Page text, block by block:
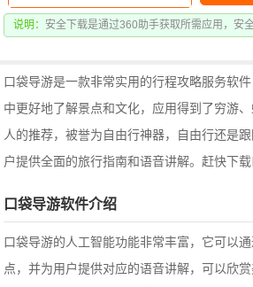
说明： 安全下载是通过360助手获取所需应用，安
口袋导游是一款非常实用的行程攻略服务软
中更好地了解景点和文化，应用得到了穷游
人的推荐，被誉为自由行神器， 自由行还是
户提供全面的旅行指南和语音讲解。赶快下载
口袋导游软件介绍
口袋导游的人工智能功能非常丰富，它可以
点，并为用户提供对应的语音讲解，可以欣